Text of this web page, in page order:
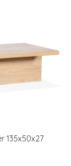
135x50x27